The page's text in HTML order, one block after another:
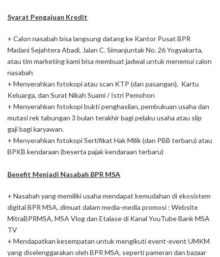
Syarat Pengajuan Kredit
+ Calon nasabah bisa langsung datang ke Kantor Pusat BPR
Madani Sejahtera Abadi, Jalan C. Simanjuntak No. 26 Yogyakarta,
atau tim marketing kami bisa membuat jadwal untuk menemui calon
nasabah
+ Menyerahkan fotokopi atau scan KTP (dan pasangan), Kartu
Keluarga, dan Surat Nikah Suami / Istri Pemohon
+ Menyerahkan fotokopi bukti penghasilan, pembukuan usaha dan
mutasi rek tabungan 3 bulan terakhir bagi pelaku usaha atau slip
gaji bagi karyawan.
+ Menyerahkan fotokopi Sertifikat Hak Milik (dan PBB terbaru) atau
BPKB kendaraan (beserta pajak kendaraan terbaru)
Benefit Menjadi Nasabah BPR MSA
+ Nasabah yang memiliki usaha mendapat kemudahan di ekosistem
digital BPR MSA, dimuat dalam media-media promosi : Website
MitraBPRMSA, MSA Vlog dan Etalase di Kanal YouTube Bank MSA
TV
+ Mendapatkan kesempatan untuk mengikuti event-event UMKM
yang diselenggarakan oleh BPR MSA, seperti pameran dan bazaar